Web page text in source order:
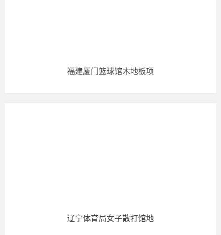
福建厦门篮球馆木地板项
辽宁体育局女子散打馆地